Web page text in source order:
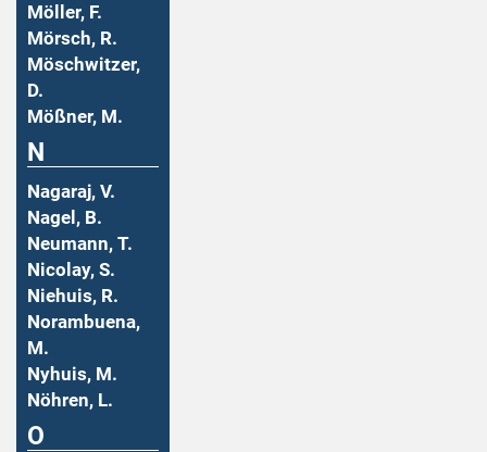
Möller, F.
Mörsch, R.
Möschwitzer,
D.
Mößner, M.
N
Nagaraj, V.
Nagel, B.
Neumann, T.
Nicolay, S.
Niehuis, R.
Norambuena,
M.
Nyhuis, M.
Nöhren, L.
O